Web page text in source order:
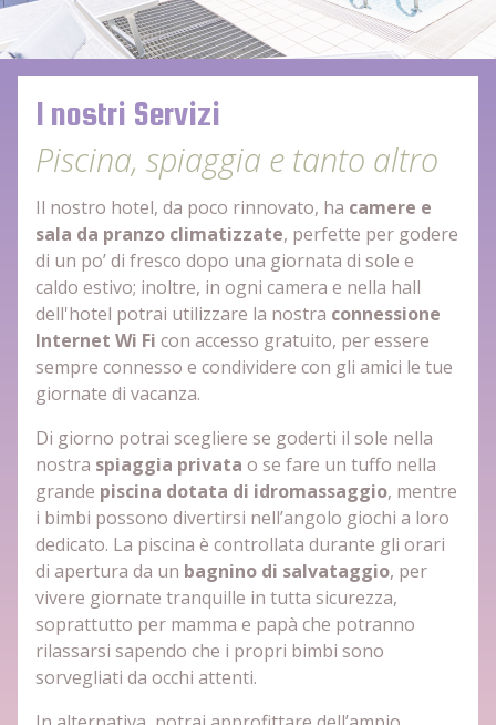
I nostri Servizi
Piscina, spiaggia e tanto altro
Il nostro hotel, da poco rinnovato, ha camere e
sala da pranzo climatizzate, perfette per godere
di un po’ di fresco dopo una giornata di sole e
caldo estivo; inoltre, in ogni camera e nella hall
dell'hotel potrai utilizzare la nostra connessione
Internet Wi Fi con accesso gratuito, per essere
sempre connesso e condividere con gli amici le tue
giornate di vacanza.
Di giorno potrai scegliere se goderti il sole nella
nostra spiaggia privata o se fare un tuffo nella
grande piscina dotata di idromassaggio, mentre
i bimbi possono divertirsi nell’angolo giochi a loro
dedicato. La piscina è controllata durante gli orari
di apertura da un bagnino di salvataggio, per
vivere giornate tranquille in tutta sicurezza,
soprattutto per mamma e papà che potranno
rilassarsi sapendo che i propri bimbi sono
sorvegliati da occhi attenti.